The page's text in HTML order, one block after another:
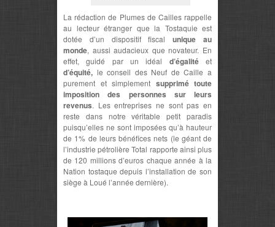
La rédaction de Plumes de Cailles rappelle
au lecteur étranger que la Tostaquie est
dotée d’un dispositif fiscalunique au
monde, aussi audacieux que novateur. En
effet, guidé par un idéal d’égalitéet
d’équité, le conseil des Neuf de Caille a
purement et simplement supprimé toute
imposition des personnes sur leurs
revenus. Les entreprises ne sont pas en
reste dans notre véritable petit paradis
puisqu’elles ne sont imposées qu’à hauteur
de 1% de leurs bénéfices nets (le géant de
l’industrie pétrolière Total rapporte ainsi plus
de 120 millions d’euros chaque année à la
Nation tostaque depuis l’installation de son
siège à Loué l’année dernière).